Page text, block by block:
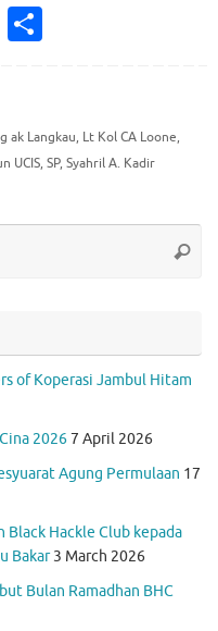
T
gr
a
e
ak Langkau, Lt Kol CA Loone,
UCIS, SP, Syahril A. Kadir
of Koperasi Jambul Hitam
20267 April 2026
Agung Permulaan 17
Black Hackle Club kepada
Bakar 3 March 2026
Bulan Ramadhan BHC